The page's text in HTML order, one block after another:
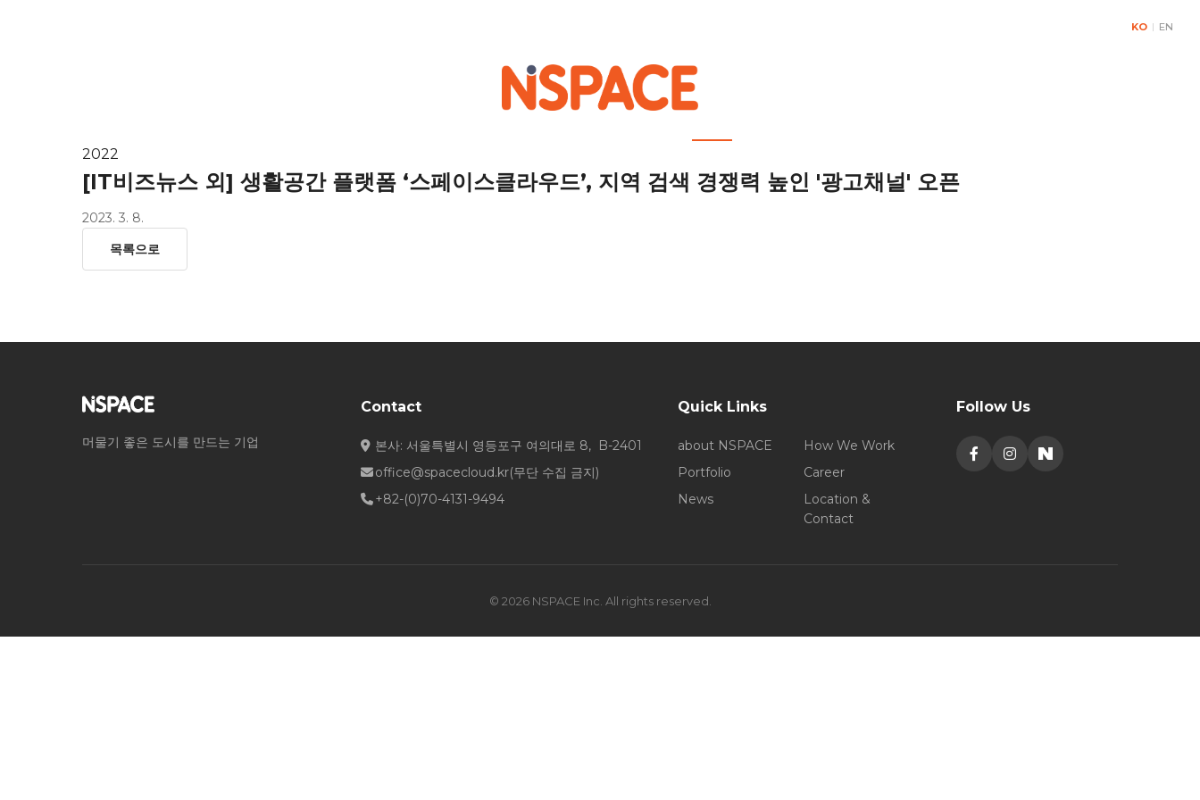
KO | EN
2022
[IT비즈뉴스 외] 생활공간 플랫폼 ‘스페이스클라우드’, 지역 검색 경쟁력 높인 '광고채널' 오픈
2023. 3. 8.
목록으로
머물기 좋은 도시를 만드는 기업
Contact
본사: 서울특별시 영등포구 여의대로 8, B-2401
office@spacecloud.kr(무단 수집 금지)
+82-(0)70-4131-9494
Quick Links
about NSPACE
How We Work
Portfolio
Career
News
Location &
Contact
Follow Us
© 2026 NSPACE Inc. All rights reserved.